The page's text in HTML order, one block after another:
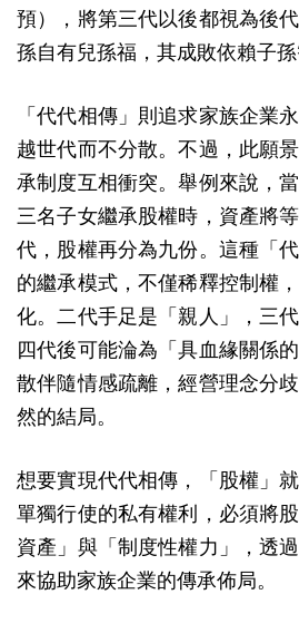
預），將第三代以後都視為後
孫自有兒孫福，其成敗依賴子孫
「代代相傳」則追求家族企業
越世代而不分散。不過，此願
承制度互相衝突。舉例來說，
三名子女繼承股權時，資產將
代，股權再分為九份。這種「
的繼承模式，不僅稀釋控制權
化。二代手足是「親人」，三
四代後可能淪為「具血緣關係
散伴隨情感疏離，經營理念分
然的結局。
想要實現代代相傳，「股權」
單獨行使的私有權利，必須將
資產」與「制度性權力」，透
來協助家族企業的傳承佈局。